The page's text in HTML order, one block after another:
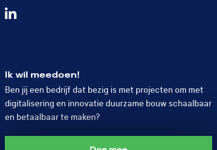
Volg
Ik wil meedoen!
Ben jij een bedrijf dat bezig is met projecten om met
digitalisering en innovatie duurzame bouw schaalbaar
en betaalbaar te maken?